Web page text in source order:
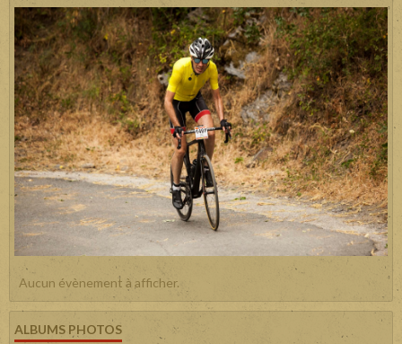
Aucun évènement à afficher.
ALBUMS PHOTOS